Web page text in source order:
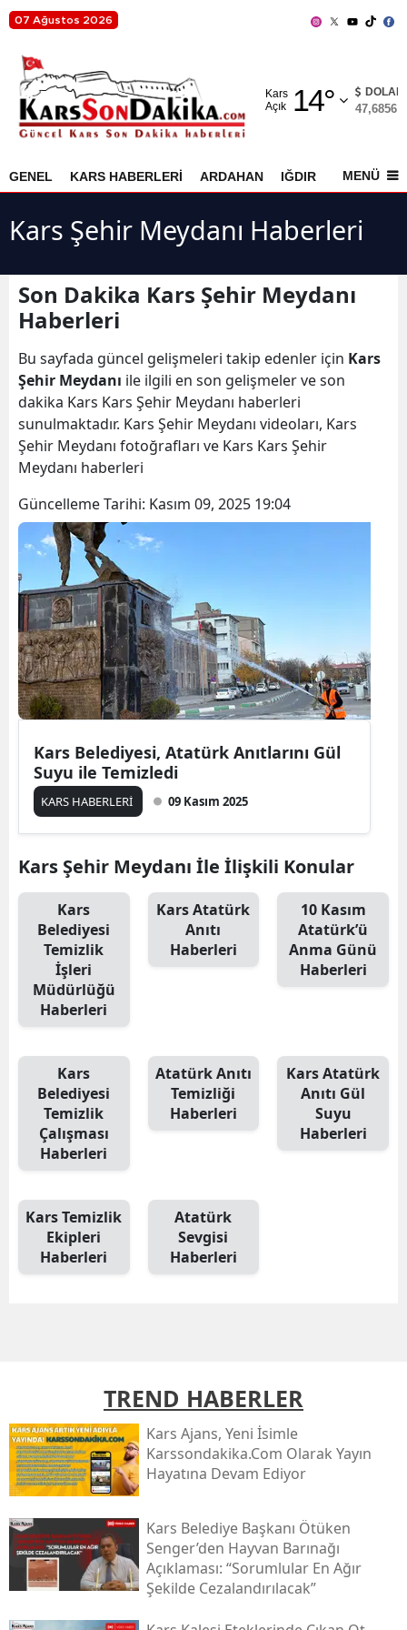
07 Ağustos 2026
Kars
Açık
14°
Adıyaman
Ağrı
Ankara
Antalya
Aydın
Balıkesir
Bilecik
Bitlis
Çanakkale
Çankırı
Çorum
Denizli
Edirne
Elazığ
Erzincan
Erzurum
Eskişehir
Giresun
Gümüşhane
Hakkari
Kastamonu
Kayseri
Kırklareli
Kocaeli
Konya
Kütahya
DOLAR
47,6856
GENEL KARS HABERLERİ ARDAHAN IĞDIR AKYAKA
MENÜ
Kars Şehir Meydanı Haberleri
Son Dakika Kars Şehir Meydanı
Haberleri
Bu sayfada güncel gelişmeleri takip edenler için Kars
Şehir Meydanı ile ilgili en son gelişmeler ve son
dakika Kars Kars Şehir Meydanı haberleri
sunulmaktadır. Kars Şehir Meydanı videoları, Kars
Şehir Meydanı fotoğrafları ve Kars Kars Şehir
Meydanı haberleri
Güncelleme Tarihi: Kasım 09, 2025 19:04
Kars Belediyesi, Atatürk Anıtlarını Gül
Suyu ile Temizledi
KARS HABERLERİ 09 Kasım 2025
Kars Şehir Meydanı İle İlişkili Konular
Kars
Belediyesi
Temizlik
İşleri
Müdürlüğü
Haberleri
Kars Atatürk
Anıtı
Haberleri
10 Kasım
Atatürk’ü
Anma Günü
Haberleri
Kars
Belediyesi
Temizlik
Çalışması
Haberleri
Atatürk Anıtı
Temizliği
Haberleri
Kars Atatürk
Anıtı Gül
Suyu
Haberleri
Kars Temizlik
Ekipleri
Haberleri
Atatürk
Sevgisi
Haberleri
TREND HABERLER
Kars Ajans, Yeni İsimle
Karssondakika.com Olarak Yayın
Hayatına Devam Ediyor
Kars Belediye Başkanı Ötüken
Senger’den Hayvan Barınağı
Açıklaması: “sorumlular En Ağır
Şekilde Cezalandırılacak”